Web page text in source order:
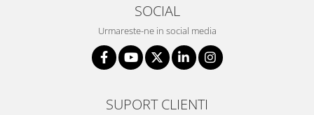
SOCIAL
Urmareste-ne in social media
SUPORT CLIENTI